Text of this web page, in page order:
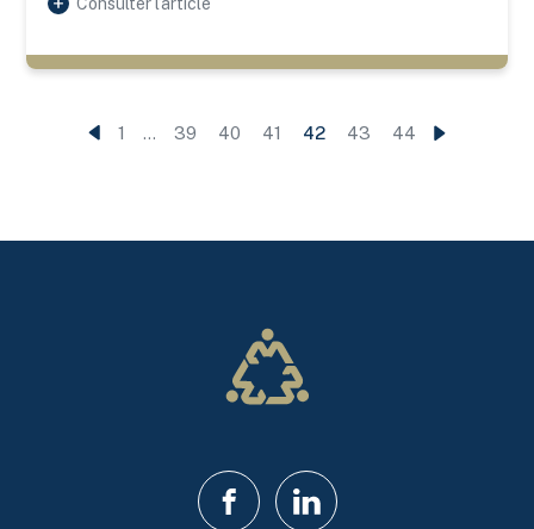
1 … 39 40 41 42 43 44
FacebookLinkedIn